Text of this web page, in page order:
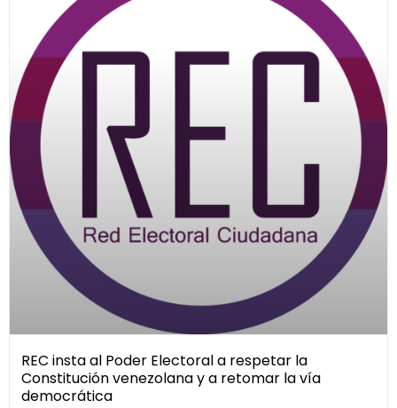
REC insta al Poder Electoral a respetar la
Constitución venezolana y a retomar la vía
democrática